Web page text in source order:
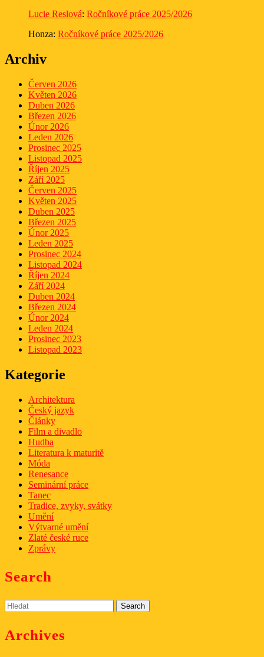
Lucie Reslová: Ročníkové práce 2025/2026
Honza: Ročníkové práce 2025/2026
Archiv
Červen 2026
Květen 2026
Duben 2026
Březen 2026
Únor 2026
Leden 2026
Prosinec 2025
Listopad 2025
Říjen 2025
Září 2025
Červen 2025
Květen 2025
Duben 2025
Březen 2025
Únor 2025
Leden 2025
Prosinec 2024
Listopad 2024
Říjen 2024
Září 2024
Duben 2024
Březen 2024
Únor 2024
Leden 2024
Prosinec 2023
Listopad 2023
Kategorie
Architektura
Český jazyk
Články
Film a divadlo
Hudba
Literatura k maturitě
Móda
Renesance
Seminární práce
Tanec
Tradice, zvyky, svátky
Umění
Výtvarné umění
Zlaté české ruce
Zprávy
Search
Search
for:
Archives